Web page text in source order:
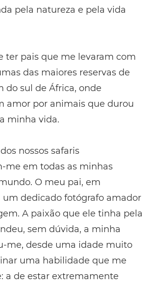
pela natureza e pela vida
ter pais que me levaram com
das maiores reservas de
do sul de África, onde
amor por animais que durou
minha vida.
nossos safaris
me em todas as minhas
O meu pai, em
um dedicado fotógrafo amador
A paixão que ele tinha pela
sem dúvida, a minha
me, desde uma idade muito
uma habilidade que me
a de estar extremamente